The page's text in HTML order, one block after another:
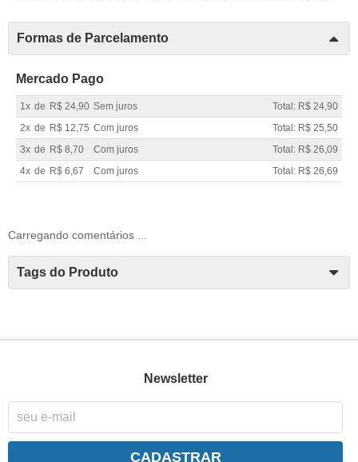
Formas de Parcelamento
Mercado Pago
1x de R$ 24,90 Sem juros
Total: R$ 24,90
2x de R$ 12,75 Com juros
Total: R$ 25,50
3x de R$ 8,70 Com juros
Total: R$ 26,09
4x de R$ 6,67 Com juros Total: R$ 26,69
Carregando comentários ...
Tags do Produto
Newsletter
CADASTRAR